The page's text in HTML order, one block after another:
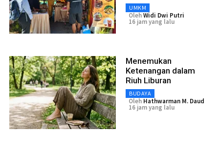
UMKM
OlehWidi Dwi Putri
16 jam yang lalu
Menemukan
Ketenangan dalam
Riuh Liburan
BUDAYA
Oleh Hathwarman M. Daud
16 jam yang lalu